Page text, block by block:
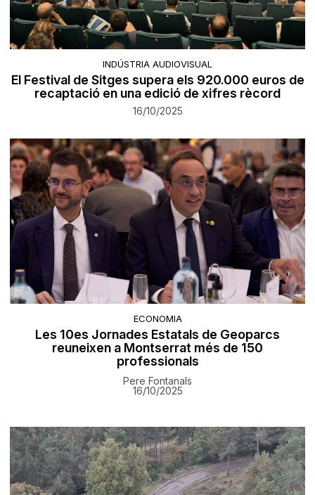
INDÚSTRIA AUDIOVISUAL
El Festival de Sitges supera els 920.000 euros de
recaptació en una edició de xifres rècord
16/10/2025
ECONOMIA
Les 10es Jornades Estatals de Geoparcs
reuneixen a Montserrat més de 150
professionals
Pere Fontanals
16/10/2025